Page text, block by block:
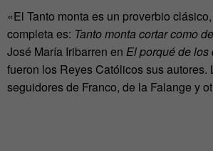
«El Tanto monta es un proverbio
completa es: Tanto monta cortar como
José María Iribarren en El porqué de los
fueron los Reyes Católicos sus autores.
seguidores de Franco, de la Falange y